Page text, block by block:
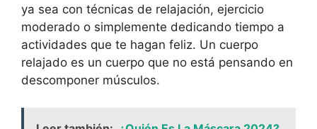
ya sea con técnicas de relajación, ejercicio
moderado o simplemente dedicando tiempo a
actividades que te hagan feliz. Un cuerpo
relajado es un cuerpo que no está pensando en
descomponer músculos.